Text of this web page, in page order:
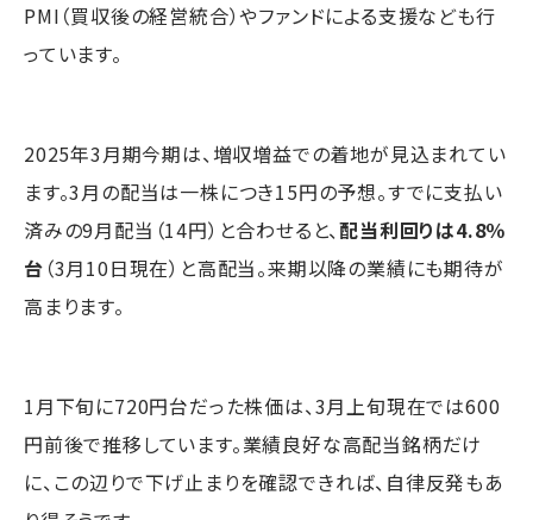
PMI（買収後の経営統合）やファンドによる支援なども行
っています。
2025年3月期今期は、増収増益での着地が見込まれてい
ます。3月の配当は一株につき15円の予想。すでに支払い
済みの9月配当（14円）と合わせると、配当利回りは4.8％
台 （3月10日現在）と高配当。来期以降の業績にも期待が
高まります。
1月下旬に720円台だった株価は、3月上旬現在では600
円前後で推移しています。業績良好な高配当銘柄だけ
に、この辺りで下げ止まりを確認できれば、自律反発もあ